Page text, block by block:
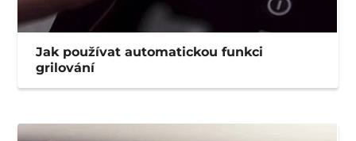
Jak používat automatickou funkci
grilování